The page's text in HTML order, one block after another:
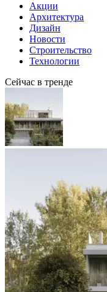
Акции
Архитектура
Дизайн
Новости
Строительство
Технологии
Сейчас в тренде